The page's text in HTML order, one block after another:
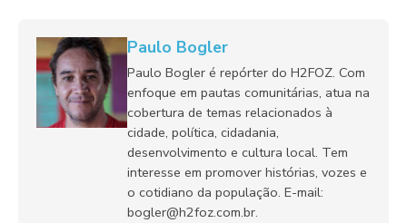
Paulo Bogler
Paulo Bogler é repórter do H2FOZ. Com
enfoque em pautas comunitárias, atua na
cobertura de temas relacionados à
cidade, política, cidadania,
desenvolvimento e cultura local. Tem
interesse em promover histórias, vozes e
o cotidiano da população. E-mail:
bogler@h2foz.com.br.